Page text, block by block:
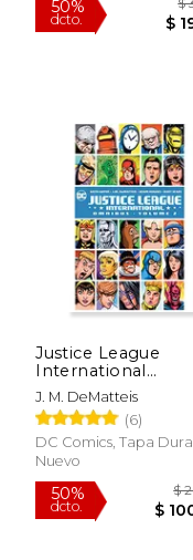
50%
dcto.
Justice League
International
Omnibus Vol. 2
J. M. DeMatteis
(6)
DC Comics, Tapa Dura,
Nuevo